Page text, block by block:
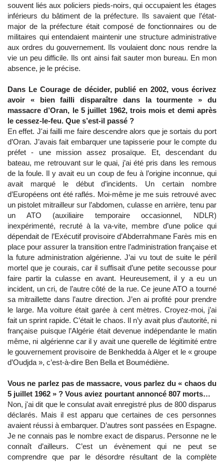
souvent liés aux policiers pieds-noirs, qui occupaient les étages
inférieurs du bâtiment de la préfecture. Ils savaient que l’état-
major de la préfecture était composé de fonctionnaires ou de
militaires qui entendaient maintenir une structure administrative
aux ordres du gouvernement. Ils voulaient donc nous rendre la
vie un peu difficile. Ils ont ainsi fait sauter mon bureau. En mon
absence, je le précise.
Dans Le Courage de décider, publié en 2002, vous écrivez
avoir « bien failli disparaître dans la tourmente » du
massacre d’Oran, le 5 juillet 1962, trois mois et demi après
le cessez-le-feu. Que s’est-il passé ?
En effet. J'ai failli me faire descendre alors que je sortais du port
d’Oran. J’avais fait embarquer une tapisserie pour le compte du
préfet - une mission assez prosaïque. Et, descendant du
bateau, me retrouvant sur le quai, j’ai été pris dans les remous
de la foule. Il y avait eu un coup de feu à l’origine inconnue, qui
avait marqué le début d’incidents. Un certain nombre
d’Européens ont été raflés. Moi-même je me suis retrouvé avec
un pistolet mitrailleur sur l’abdomen, culasse en arrière, tenu par
un ATO (auxiliaire temporaire occasionnel, NDLR)
inexpérimenté, recruté à la va-vite, membre d’une police qui
dépendait de l’Exécutif provisoire d’Abderrahmane Farès mis en
place pour assurer la transition entre l’administration française et
la future administration algérienne. J’ai vu tout de suite le péril
mortel que je courais, car il suffisait d’une petite secousse pour
faire partir la culasse en avant. Heureusement, il y a eu un
incident, un cri, de l’autre côté de la rue. Ce jeune ATO a tourné
sa mitraillette dans l’autre direction. J’en ai profité pour prendre
le large. Ma voiture était garée à cent mètres. Croyez-moi, j’ai
fait un sprint rapide. C’était le chaos. Il n’y avait plus d’autorité, ni
française puisque l’Algérie était devenue indépendante le matin
même, ni algérienne car il y avait une querelle de légitimité entre
le gouvernement provisoire de Benkhedda à Alger et le « groupe
d’Oudjda », c’est-à-dire Ben Bella et Boumédiène.
Vous ne parlez pas de massacre, vous parlez du « chaos du
5 juillet 1962 » ? Vous aviez pourtant annoncé 807 morts…
Non, j'ai dit que le consulat avait enregistré plus de 800 disparus
déclarés. Mais il est apparu que certaines de ces personnes
avaient réussi à embarquer. D’autres sont passées en Espagne.
Je ne connais pas le nombre exact de disparus. Personne ne le
connaît d’ailleurs. C’est un évènement qui ne peut se
comprendre que par le désordre résultant de la complète